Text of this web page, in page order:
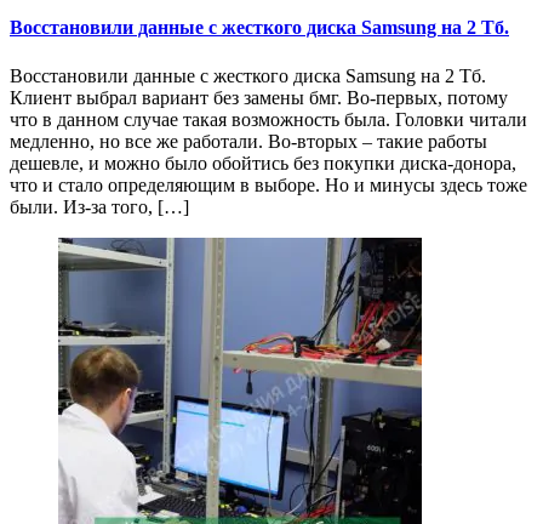
Восстановили данные с жесткого диска Samsung на 2 Тб.
Восстановили данные с жесткого диска Samsung на 2 Тб.
Клиент выбрал вариант без замены бмг. Во-первых, потому
что в данном случае такая возможность была. Головки читали
медленно, но все же работали. Во-вторых – такие работы
дешевле, и можно было обойтись без покупки диска-донора,
что и стало определяющим в выборе. Но и минусы здесь тоже
были. Из-за того, […]